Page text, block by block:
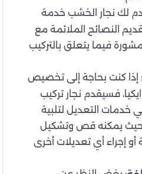
لك نجار الخشب خدمة
النصائح الملائمة مع
فيما يتعلق بالتركيب
: إذا كنت بحاجة إلى تخصيص
فسيقدم نجار تركيب
خدمات التعديل لتلبية
حيث يمكنه قص وتشكيل
أو إجراء أي تعديلات أخرى